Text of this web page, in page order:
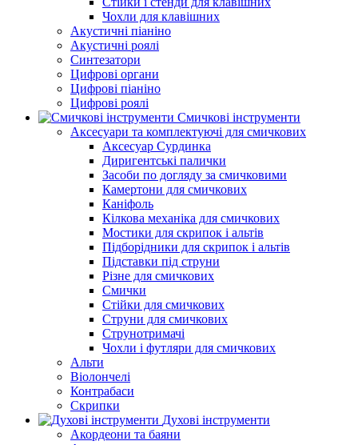
Чохли для клавішних
Акустичні піаніно
Акустичні роялі
Синтезатори
Цифрові органи
Цифрові піаніно
Цифрові роялі
Смичкові інструменти
Аксесуари та комплектуючі для смичкових
Аксесуар Сурдинка
Диригентські палички
Засоби по догляду за смичковими
Камертони для смичкових
Каніфоль
Кілкова механіка для смичкових
Мостики для скрипок і альтів
Підборiдники для скрипок і альтів
Підставки під струни
Різне для смичкових
Смички
Стійки для смичкових
Струни для смичкових
Струнотримачі
Чохли і футляри для смичкових
Альти
Віолончелі
Контрабаси
Скрипки
Духові інструменти
Акордеони та баяни